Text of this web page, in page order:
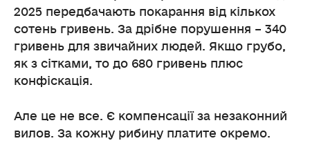
2025 передбачають покарання від кількох
сотень гривень. За дрібне порушення – 340
гривень для звичайних людей. Якщо грубо,
як з сітками, то до 680 гривень плюс
конфіскація.
Але це не все. Є компенсації за незаконний
вилов. За кожну рибину платите окремо.